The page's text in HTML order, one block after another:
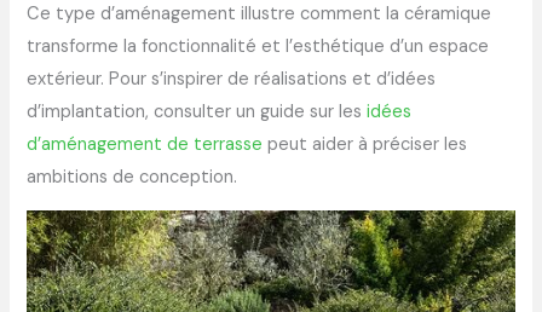
Ce type d’aménagement illustre comment la céramique
transforme la fonctionnalité et l’esthétique d’un espace
extérieur. Pour s’inspirer de réalisations et d’idées
d’implantation, consulter un guide sur lesidées
d’aménagement de terrasse peut aider à préciser les
ambitions de conception.